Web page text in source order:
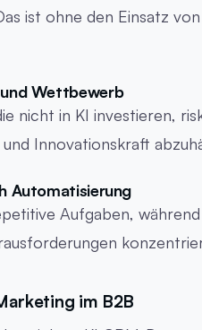
ist ohne den Einsatz
Wettbewerb
nicht in KI investieren,
Innovationskraft
Automatisierung
Aufgaben,
im B2B